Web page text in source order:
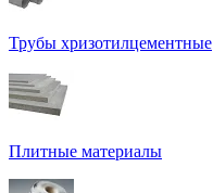
Трубы хризотилцементные
Плитные материалы